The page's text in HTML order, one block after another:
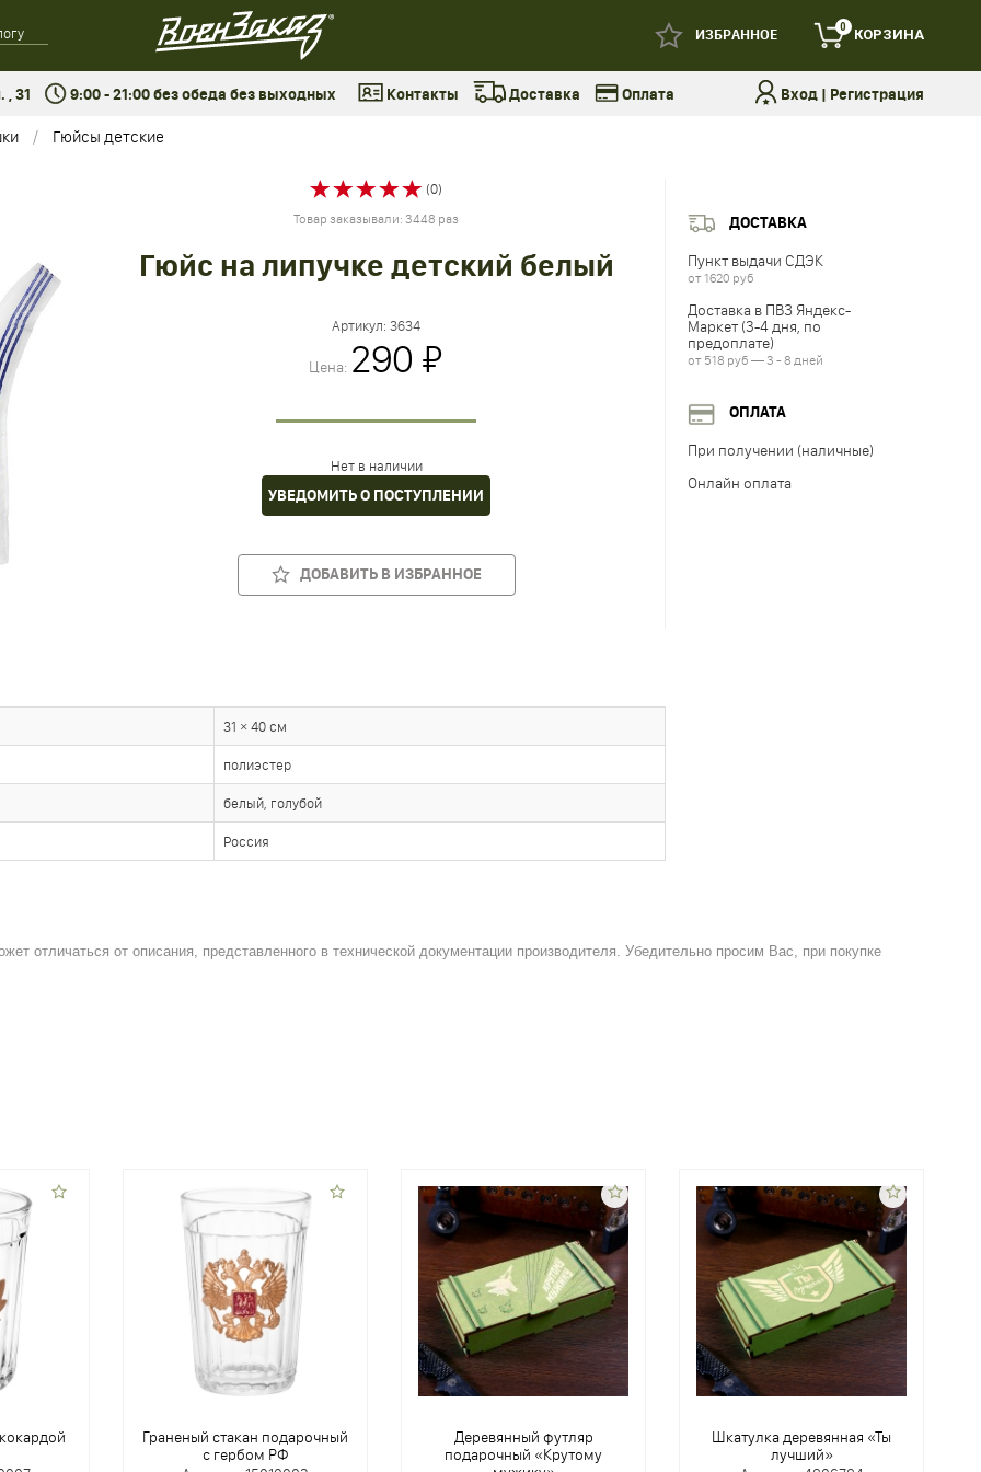
ИЗБРАННОЕ 0 КОРЗИНА
, 31 9:00 - 21:00 без обеда без выходных Контакты Доставка Оплата Вход| Регистрация
Гюйсы детские
(0)
Товар заказывали: 3448 раз
Гюйс на липучке детский белый
Артикул:3634
Цена: 290 ₽
Нет в наличии
УВЕДОМИТЬ О ПОСТУПЛЕНИИ
ДОБАВИТЬ В ИЗБРАННОЕ
ДОСТАВКА
Пункт выдачи СДЭК
от 1620 руб
Доставка в ПВЗ Яндекс-
Маркет (3-4 дня, по
предоплате)
от 518 руб — 3 - 8 дней
ОПЛАТА
При получении (наличные)
Онлайн оплата
31 × 40 см
полиэстер
белый голубой
Россия
отличаться от описания, представленного в технической документации производителя. Убедительно просим Вас, при покупке
Граненый стакан подарочный
с гербом РФ
Деревянный футляр
подарочный «Крутому
Шкатулка деревянная «Ты
лучший»